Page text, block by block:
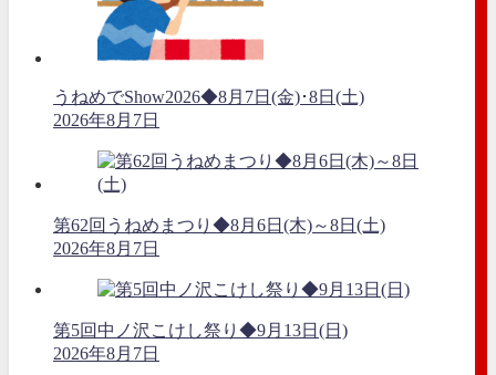
うねめでShow2026◆8月7日(金)･8日(土)
2026年8月7日
第62回うねめまつり◆8月6日(木)～8日(土)
2026年8月7日
第5回中ノ沢こけし祭り◆9月13日(日)
2026年8月7日